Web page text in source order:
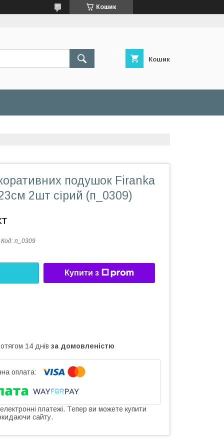
Кошик
Кошик
подушок Firanka
2шт сірий (п_0309)
Код: п_0309
Купити з
14 днів за домовленістю
платежі. Тепер ви можете купити
сайту.